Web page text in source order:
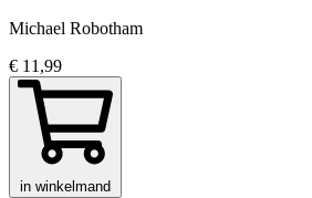
Michael Robotham
€ 11,99
in winkelmand